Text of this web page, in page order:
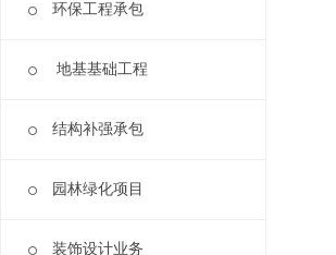
环保工程承包
地基基础工程
结构补强承包
园林绿化项目
装饰设计业务